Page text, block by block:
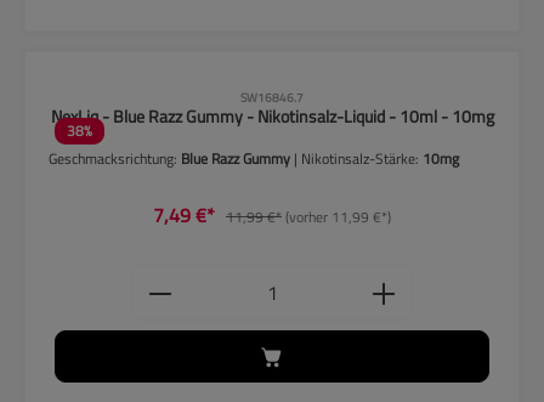
38%
SW16846.7
NexLiq - Blue Razz Gummy - Nikotinsalz-Liquid - 10ml - 10mg
Geschmacksrichtung: Blue Razz Gummy | Nikotinsalz-Stärke: 10mg
7,49 €* 11,99 €*(vorher 11,99 €*)
Produkt Anzahl: Gib den